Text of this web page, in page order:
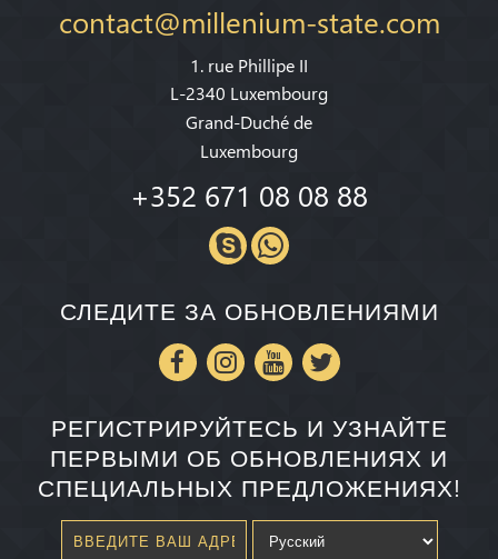
contact@millenium-state.com
1. rue Phillipe II
L-2340 Luxembourg
Grand-Duché de
Luxembourg
+352 671 08 08 88
СЛЕДИТЕ ЗА ОБНОВЛЕНИЯМИ
РЕГИСТРИРУЙТЕСЬ И УЗНАЙТЕ
ПЕРВЫМИ ОБ ОБНОВЛЕНИЯХ И
СПЕЦИАЛЬНЫХ ПРЕДЛОЖЕНИЯХ!